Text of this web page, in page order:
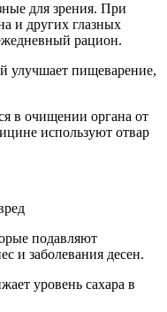
для зрения. При
и других глазных
рацион.
улучшает пищеварение,
в очищении органа от
используют отвар
подавляют
и заболевания десен.
уровень сахара в